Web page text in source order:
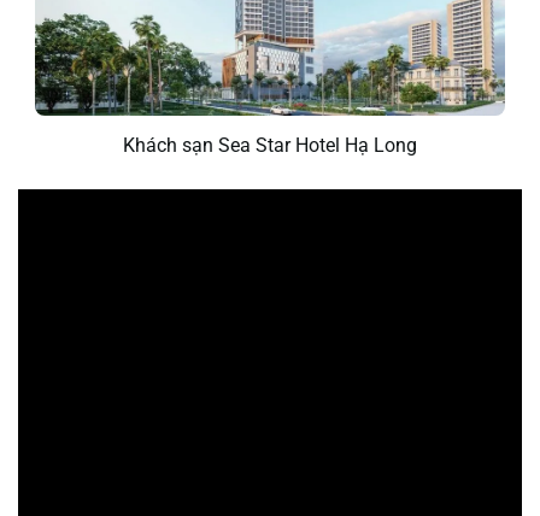
Khách sạn Sea Star Hotel Hạ Long